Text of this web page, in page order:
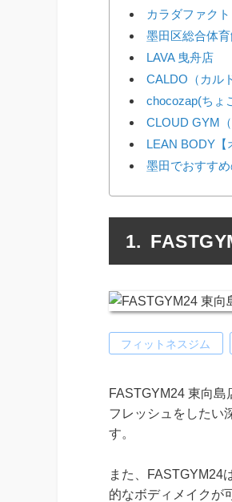
カラダファク
墨田区総合体
LAVA 曳舟店
CALDO（カル
chocozap(ちょ
CLOUD GYM
LEAN BODY【
墨田でおすす
フィットネスジム
FASTGYM24 東向
フレッシュをしたい
す。
また、FASTGYM24
的なボディメイクが